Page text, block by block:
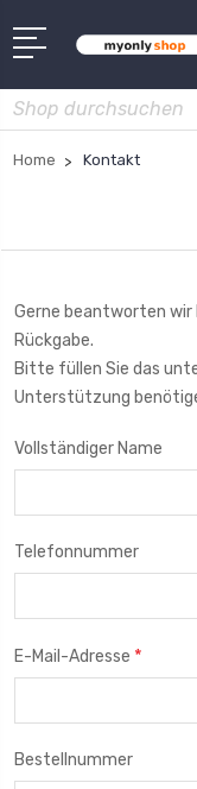
Suche
Home Kontakt
Gerne beantworten wir
Rückgabe.
Bitte füllen Sie das
Unterstützung
Vollständiger Name
Telefonnummer
E-Mail-Adresse *
Bestellnummer